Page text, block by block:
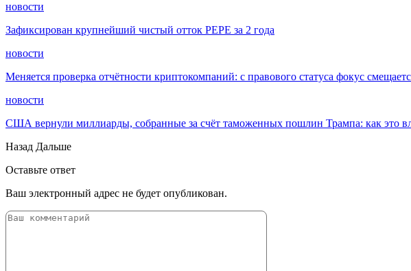
новости
Зафиксирован крупнейший чистый отток PEPE за 2 года
новости
Меняется проверка отчётности криптокомпаний: с правового статуса фокус
новости
США вернули миллиарды, собранные за счёт таможенных пошлин Трампа: как это
Назад Дальше
Оставьте ответ
Ваш электронный адрес не будет опубликован.